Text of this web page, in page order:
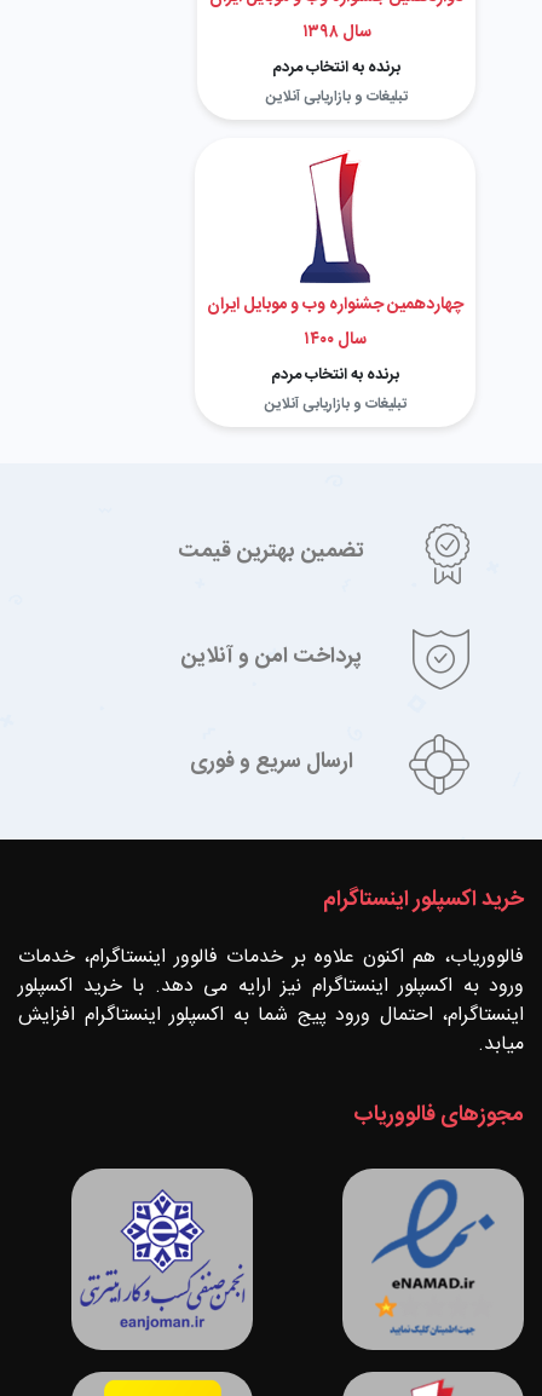
سال ۱۳۹۸
برنده به انتخاب مردم
تبلیغات و بازاریابی آنلاین
چهاردهمین جشنواره وب و موبایل ایران
سال ۱۴۰۰
برنده به انتخاب مردم
تبلیغات و بازاریابی آنلاین
تضمین بهترین قیمت
پرداخت امن و آنلاین
ارسال سریع و فوری
خرید اکسپلور اینستاگرام
فالووریاب، هم اکنون علاوه بر خدمات فالوور اینستاگرام، خدمات
ورود به اکسپلور اینستاگرام نیز ارایه می دهد. با خرید اکسپلور
اینستاگرام، احتمال ورود پیج شما به اکسپلور اینستاگرام افزایش
میابد.
مجوزهای فالووریاب